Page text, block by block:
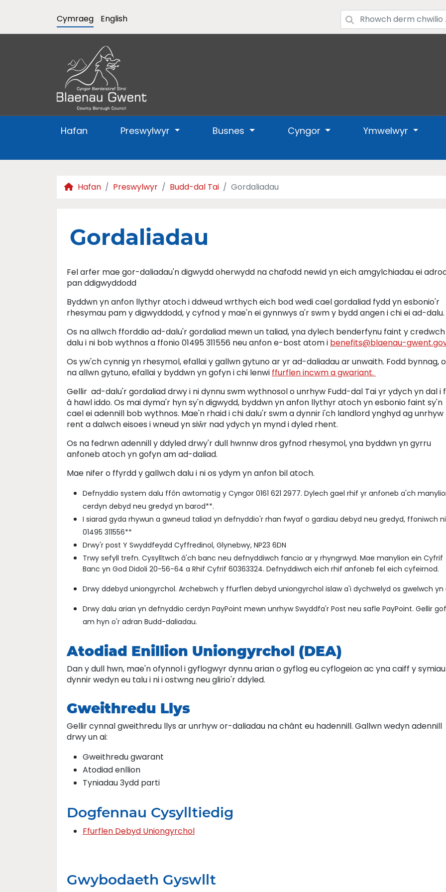
Cymraeg English
Hafan Preswylwyr Busnes Cyngor Ymwelwyr
Hafan Preswylwyr Budd-dal Tai Gordaliadau
Gordaliadau
Fel arfer mae gor-daliadau'n digwydd oherwydd na chafodd newid yn eich amgylchiadau ei
pan ddigwyddodd
Byddwn yn anfon llythyr atoch i ddweud wrthych eich bod wedi cael gordaliad fydd yn esbonio'r
rhesymau pam y digwyddodd, y cyfnod y mae'n ei gynnwys a'r swm y bydd angen i chi ei ad-dalu.
Os na allwch fforddio ad-dalu'r gordaliad mewn un taliad, yna dylech benderfynu faint y
dalu i ni bob wythnos a ffonio 01495 311556 neu anfon e-bost atom i benefits@blaenau-
Os yw'ch cynnig yn rhesymol, efallai y gallwn gytuno ar yr ad-daliadau ar unwaith. Fodd bynnag,
na allwn gytuno, efallai y byddwn yn gofyn i chi lenwi ffurflen incwm a gwariant.
Gellir ad-dalu'r gordaliad drwy i ni dynnu swm wythnosol o unrhyw Fudd-dal Tai yr ydych yn dal i
â hawl iddo. Os mai dyma'r hyn sy'n digwydd, byddwn yn anfon llythyr atoch yn esbonio faint sy'n
cael ei adennill bob wythnos. Mae'n rhaid i chi dalu'r swm a dynnir i'ch landlord ynghyd ag unrhyw
rent a dalwch eisoes i wneud yn siŵr nad ydych yn mynd i dyled rhent.
Os na fedrwn adennill y ddyled drwy'r dull hwnnw dros gyfnod rhesymol, yna byddwn yn gyrru
anfoneb atoch yn gofyn am ad-daliad.
Mae nifer o ffyrdd y gallwch dalu i ni os ydym yn anfon bil atoch.
Defnyddio system dalu ffôn awtomatig y Cyngor 0161 621 2977. Dylech gael rhif yr anfoneb a'ch
cerdyn debyd neu gredyd yn barod**.
I siarad gyda rhywun a gwneud taliad yn defnyddio'r rhan fwyaf o gardiau debyd neu gredyd, ffoniwch
01495 311556**
Drwy'r post Y Swyddfeydd Cyffredinol, Glynebwy, NP23 6DN
Trwy sefyll trefn. Cysylltwch â'ch banc neu defnyddiwch fancio ar y rhyngrwyd. Mae manylion ein Cyfrif
Banc yn God Didoli 20-56-64 a Rhif Cyfrif 60363324. Defnyddiwch eich rhif anfoneb fel eich cyfeirnod.
Drwy ddebyd uniongyrchol. Archebwch y ffurflen debyd uniongyrchol islaw a'i dychwelyd os gwelwch yn
Drwy dalu arian yn defnyddio cerdyn PayPoint mewn unrhyw Swyddfa'r Post neu safle PayPoint. Gellir
am hyn o'r adran Budd-daliadau.
Atodiad Enillion Uniongyrchol (DEA)
Dan y dull hwn, mae'n ofynnol i gyflogwyr dynnu arian o gyflog eu cyflogeion ac yna caiff y
dynnir wedyn eu talu i ni i ostwng neu glirio'r ddyled.
Gweithredu Llys
Gellir cynnal gweithredu llys ar unrhyw or-daliadau na chânt eu hadennill. Gallwn wedyn adennill
drwy un ai:
Gweithredu gwarant
Atodiad enllion
Tyniadau 3ydd parti
Dogfennau Cysylltiedig
Ffurflen Debyd Uniongyrchol
Gwybodaeth Gyswllt